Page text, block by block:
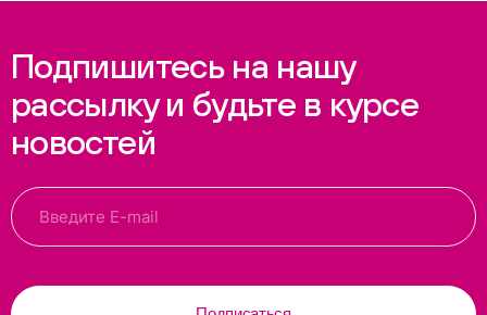
Подпишитесь на нашу
рассылку и будьте в курсе
новостей